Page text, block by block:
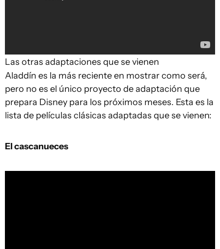
Las otras adaptaciones que se vienen
Aladdín es la más reciente en mostrar como será,
pero no es el único proyecto de adaptación que
prepara Disney para los próximos meses. Esta es la
lista de películas clásicas adaptadas que se vienen:
El cascanueces